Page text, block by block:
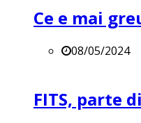
Ce e mai
08/05/2024
FITS, parte